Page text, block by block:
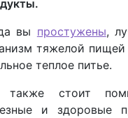
вы простужены,
тяжелой пищей
теплое питье.
стоит
и здоровые